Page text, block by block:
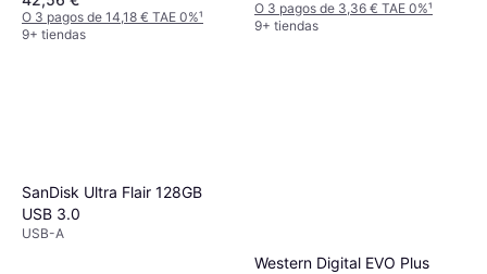
O 3 pagos de 14,18 € TAE 0%¹
9+ tiendas
O 3 pagos de 3,36 € TAE 0%¹
9+ tiendas
SanDisk Ultra Flair 128GB
USB 3.0
USB-A
Western Digital EVO Plus